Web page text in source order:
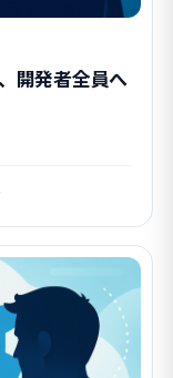
開発者全員へ